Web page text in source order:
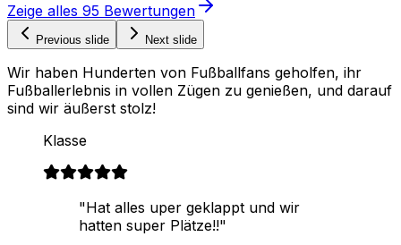
Zeige alles 95 Bewertungen
Previous slide Next slide
Wir haben Hunderten von Fußballfans geholfen, ihr
Fußballerlebnis in vollen Zügen zu genießen, und darauf
sind wir äußerst stolz!
Klasse
"Hat alles uper geklappt und wir
hatten super Plätze!!"